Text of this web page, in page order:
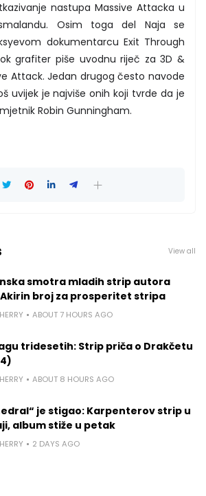
nastupa Massive Attacka u
Osim toga del Naja se
dokumentarcu Exit Through
grafiter piše uvodnu riječ za 3D &
Attack. Jedan drugog često navode
uvijek je najviše onih koji tvrde da je
Robin Gunningham.
View all
smotra mladih strip autora
Akirin broj za prosperitet stripa
ABOUT 7 HOURS AGO
tridesetih: Strip priča o Drakčetu
ABOUT 8 HOURS AGO
je stigao: Karpenterov strip u
album stiže u petak
2 DAYS AGO